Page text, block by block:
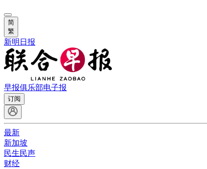
简
繁
新明日报
早报俱乐部电子报
订阅
最新
新加坡
民生民声
财经